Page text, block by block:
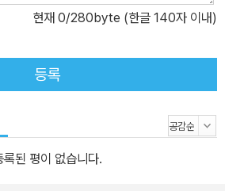
현재 0/280byte (한글 140자 이내)
등록
록된 평이 없습니다.